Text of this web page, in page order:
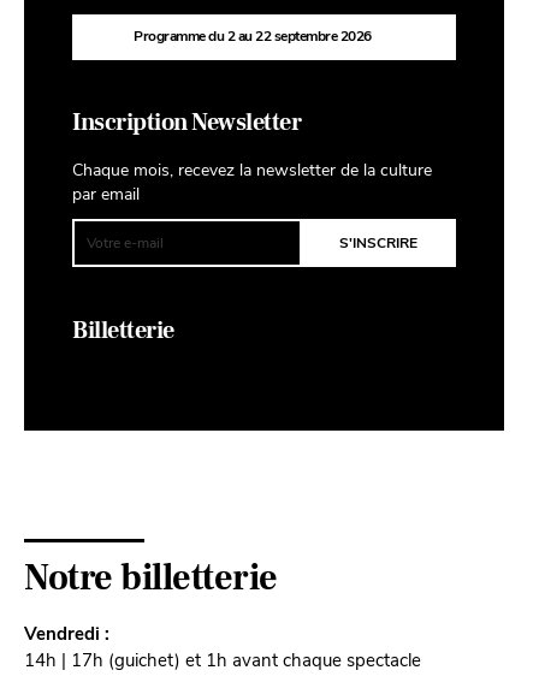
Programme du 2 au 22 septembre 2026
Inscription Newsletter
Chaque mois, recevez la newsletter de la culture
par email
Billetterie
Notre billetterie
Vendredi :
14h | 17h (guichet) et 1h avant chaque spectacle